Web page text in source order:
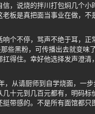
，说烧的拌川打包焖几个
板是真把面当事业在做，不
个不停，骂声不绝于耳，
些黑粉，可传播出去就变
得住。幸好他选择发声澄清
从请厨师到自学烧面，一
十元到几百元都有，明码
带感的。不是所有面馆都只